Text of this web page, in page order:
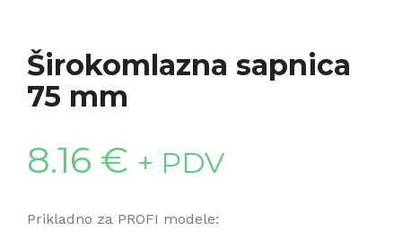
Širokomlazna sapnica
75 mm
8.16 € + PDV
Prikladno za PROFI modele: